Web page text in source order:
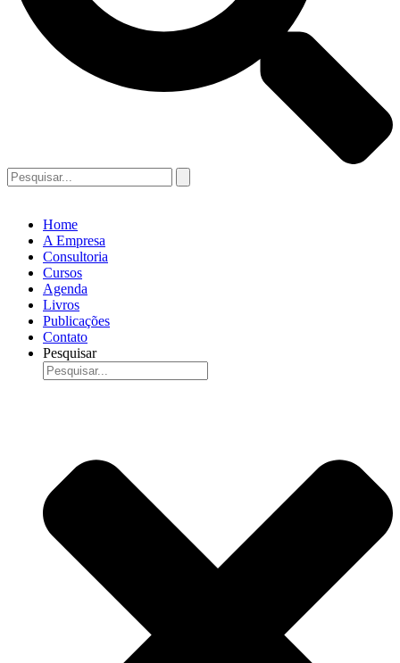
Home
A Empresa
Consultoria
Cursos
Agenda
Livros
Publicações
Contato
Pesquisar